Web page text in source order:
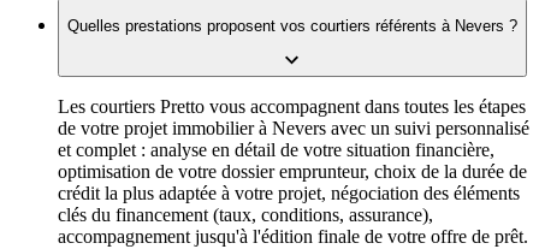
Quelles prestations proposent vos courtiers référents à Nevers ?
Les courtiers Pretto vous accompagnent dans toutes les étapes
de votre projet immobilier à Nevers avec un suivi personnalisé
et complet : analyse en détail de votre situation financière,
optimisation de votre dossier emprunteur, choix de la durée de
crédit la plus adaptée à votre projet, négociation des éléments
clés du financement (taux, conditions, assurance),
accompagnement jusqu'à l'édition finale de votre offre de prêt.